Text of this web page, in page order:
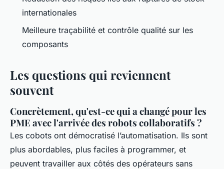
internationales
Meilleure traçabilité et contrôle qualité sur les
composants
Les questions qui reviennent
souvent
Concrètement, qu'est-ce qui a changé pour les
PME avec l'arrivée des robots collaboratifs ?
Les cobots ont démocratisé l’automatisation. Ils sont
plus abordables, plus faciles à programmer, et
peuvent travailler aux côtés des opérateurs sans